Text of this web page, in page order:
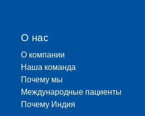
О нас
О компании
Наша команда
Почему мы
Международные пациенты
Почему Индия